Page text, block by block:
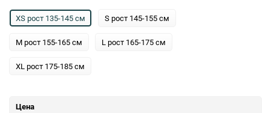
XS рост 135-145 см S рост 145-155 см
M рост 155-165 см L рост 165-175 см
XL рост 175-185 см
Цена